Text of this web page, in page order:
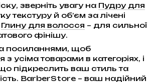
зверніть увагу на Пудру для
текстуру й об’єм за лічені
Глину для волосся – для сильної
фінішу.
посиланнями, щоб
усіма товарами в категоріях, і
підкреслить ваш стиль та
BarberStore – ваш надійний